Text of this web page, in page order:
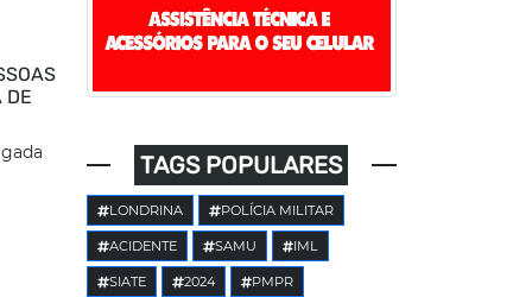
DE
TAGS POPULARES
LONDRINA POLÍCIA MILITAR
ACIDENTE SAMU IML
SIATE 2024 PMPR